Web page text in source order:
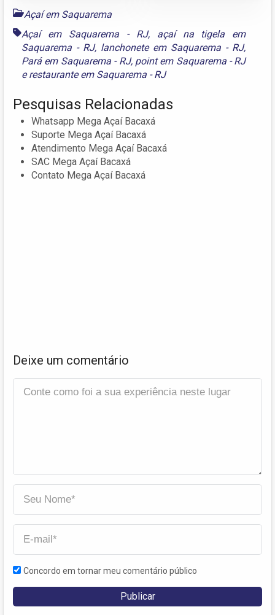
Açaí em Saquarema
Açaí em Saquarema - RJ, açaí na tigela em
Saquarema - RJ, lanchonete em Saquarema - RJ,
Pará em Saquarema - RJ, point em Saquarema - RJ
erestaurante em Saquarema - RJ
Pesquisas Relacionadas
Whatsapp Mega Açaí Bacaxá
Suporte Mega Açaí Bacaxá
Atendimento Mega Açaí Bacaxá
SAC Mega Açaí Bacaxá
Contato Mega Açaí Bacaxá
Deixe um comentário
Concordo em tornar meu comentário público